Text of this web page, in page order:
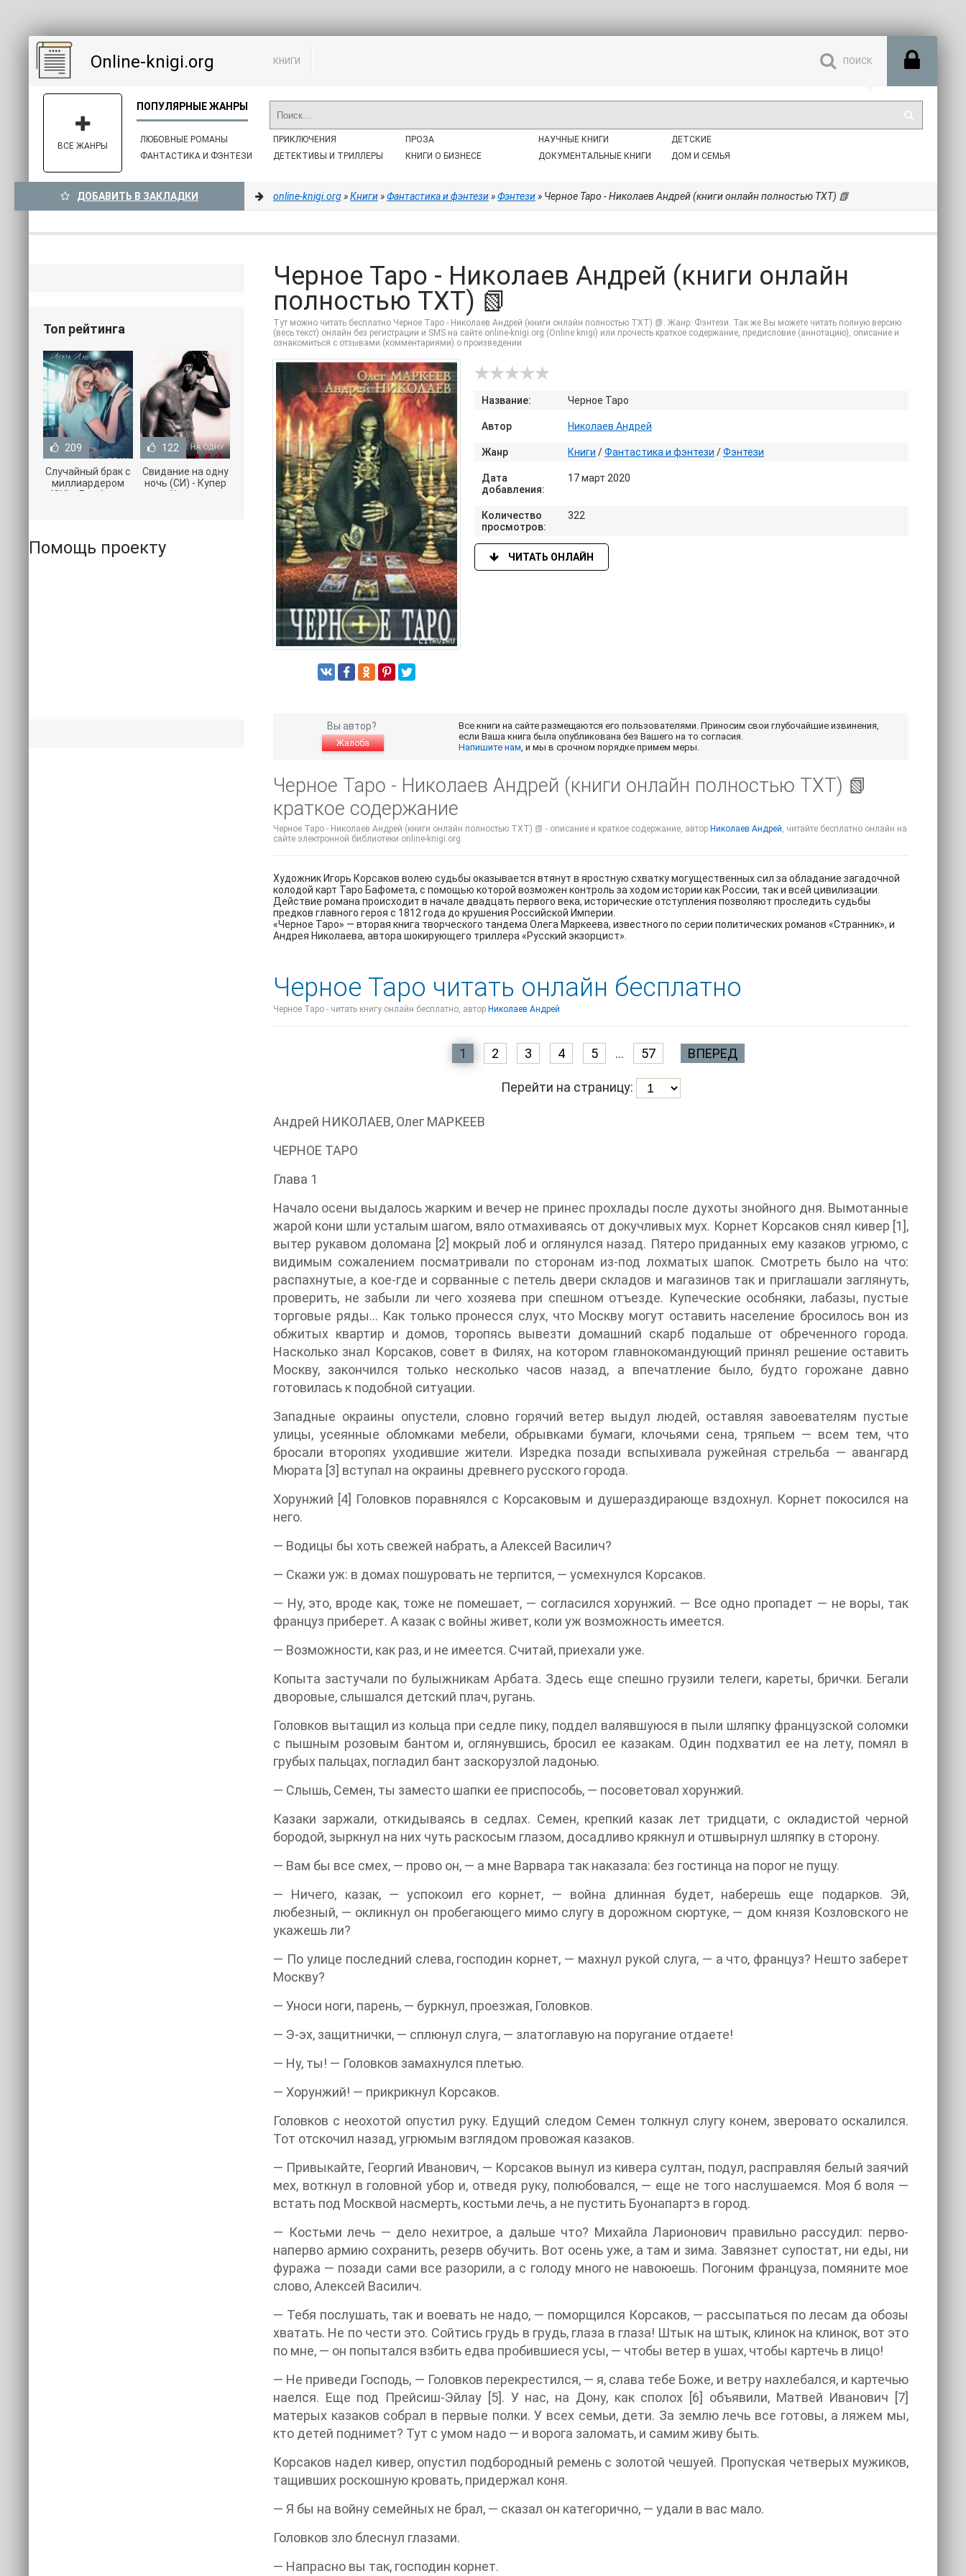
Online-knigi.org КНИГИ
ЛЮБОВНЫЕ РОМАНЫ
ФАНТАСТИКА И ФЭНТЕЗИ
ПРИКЛЮЧЕНИЯ
ДЕТЕКТИВЫ И ТРИЛЛЕРЫ
ПРОЗА
КНИГИ О БИЗНЕСЕ
НАУЧНЫЕ КНИГИ
ДОКУМЕНТАЛЬНЫЕ КНИГИ
ДЕТСКИЕ
ДОМ И СЕМЬЯ
ВСЕ ЖАНРЫ
ДОБАВИТЬ В ЗАКЛАДКИ online-knigi.org»Книги»Фантастика и фэнтези»Фэнтези» Черное Таро - Николаев Андрей (книги онлайн полностью TXT) 📗
Черное Таро - Николаев Андрей (книги онлайн
полностью TXT) 📗
Тут можно читать бесплатно Черное Таро - Николаев Андрей (книги онлайн полностью TXT) 📗. Жанр: Фэнтези. Так же Вы можете читать полную версию
(весь текст) онлайн без регистрации и SMS на сайте online-knigi.org (Online knigi) или прочесть краткое содержание, предисловие (аннотацию), описание и
ознакомиться с отзывами (комментариями) о произведении.
Название: Черное Таро
Автор Николаев Андрей
Жанр Книги /Фантастика и фэнтези /Фэнтези
Дата
добавления:
17 март 2020
Количество
просмотров:
322
ЧИТАТЬ ОНЛАЙН
Вы автор?
Жалоба
Все книги на сайте размещаются его пользователями. Приносим свои глубочайшие извинения,
если Ваша книга была опубликована без Вашего на то согласия.
Напишите нам, и мы в срочном порядке примем меры.
Черное Таро - Николаев Андрей (книги онлайн полностью TXT) 📗
краткое содержание
Черное Таро - Николаев Андрей (книги онлайн полностью TXT) 📗 - описание и краткое содержание, автор Николаев Андрей, читайте бесплатно онлайн на
сайте электронной библиотеки online-knigi.org
Художник Игорь Корсаков волею судьбы оказывается втянут в яростную схватку могущественных сил за обладание загадочной
колодой карт Таро Бафомета, с помощью которой возможен контроль за ходом истории как России, так и всей цивилизации.
Действие романа происходит в начале двадцать первого века, исторические отступления позволяют проследить судьбы
предков главного героя с 1812 года до крушения Российской Империи.
«Черное Таро» — вторая книга творческого тандема Олега Маркеева, известного по серии политических романов «Странник», и
Андрея Николаева, автора шокирующего триллера «Русский экзорцист».
Черное Таро читать онлайн бесплатно
Черное Таро - читать книгу онлайн бесплатно, автор Николаев Андрей
1 2 3 4 5 ... 57 ВПЕРЕД
Перейти на страницу:
Андрей НИКОЛАЕВ, Олег МАРКЕЕВ
ЧЕРНОЕ ТАРО
Глава 1
Начало осени выдалось жарким и вечер не принес прохлады после духоты знойного дня. Вымотанные
жарой кони шли усталым шагом, вяло отмахиваясь от докучливых мух. Корнет Корсаков снял кивер [1],
вытер рукавом доломана [2] мокрый лоб и оглянулся назад. Пятеро приданных ему казаков угрюмо, с
видимым сожалением посматривали по сторонам из-под лохматых шапок. Смотреть было на что:
распахнутые, а кое-где и сорванные с петель двери складов и магазинов так и приглашали заглянуть,
проверить, не забыли ли чего хозяева при спешном отъезде. Купеческие особняки, лабазы, пустые
торговые ряды… Как только пронесся слух, что Москву могут оставить население бросилось вон из
обжитых квартир и домов, торопясь вывезти домашний скарб подальше от обреченного города.
Насколько знал Корсаков, совет в Филях, на котором главнокомандующий принял решение оставить
Москву, закончился только несколько часов назад, а впечатление было, будто горожане давно
готовилась к подобной ситуации.
Западные окраины опустели, словно горячий ветер выдул людей, оставляя завоевателям пустые
улицы, усеянные обломками мебели, обрывками бумаги, клочьями сена, тряпьем — всем тем, что
бросали второпях уходившие жители. Изредка позади вспыхивала ружейная стрельба — авангард
Мюрата [3] вступал на окраины древнего русского города.
Хорунжий [4] Головков поравнялся с Корсаковым и душераздирающе вздохнул. Корнет покосился на
него.
— Водицы бы хоть свежей набрать, а Алексей Василич?
— Скажи уж: в домах пошуровать не терпится, — усмехнулся Корсаков.
— Ну, это, вроде как, тоже не помешает, — согласился хорунжий. — Все одно пропадет — не воры, так
француз приберет. А казак с войны живет, коли уж возможность имеется.
— Возможности, как раз, и не имеется. Считай, приехали уже.
Копыта застучали по булыжникам Арбата. Здесь еще спешно грузили телеги, кареты, брички. Бегали
дворовые, слышался детский плач, ругань.
Головков вытащил из кольца при седле пику, поддел валявшуюся в пыли шляпку французской соломки
с пышным розовым бантом и, оглянувшись, бросил ее казакам. Один подхватил ее на лету, помял в
грубых пальцах, погладил бант заскорузлой ладонью.
— Слышь, Семен, ты заместо шапки ее приспособь, — посоветовал хорунжий.
Казаки заржали, откидываясь в седлах. Семен, крепкий казак лет тридцати, с окладистой черной
бородой, зыркнул на них чуть раскосым глазом, досадливо крякнул и отшвырнул шляпку в сторону.
— Вам бы все смех, — прово он, — а мне Варвара так наказала: без гостинца на порог не пущу.
— Ничего, казак, — успокоил его корнет, — война длинная будет, наберешь еще подарков. Эй,
любезный, — окликнул он пробегающего мимо слугу в дорожном сюртуке, — дом князя Козловского не
укажешь ли?
— По улице последний слева, господин корнет, — махнул рукой слуга, — а что, француз? Нешто заберет
Москву?
— Уноси ноги, парень, — буркнул, проезжая, Головков.
— Э-эх, защитнички, — сплюнул слуга, — златоглавую на поругание отдаете!
— Ну, ты! — Головков замахнулся плетью.
— Хорунжий! — прикрикнул Корсаков.
Головков с неохотой опустил руку. Едущий следом Семен толкнул слугу конем, зверовато оскалился.
Тот отскочил назад, угрюмым взглядом провожая казаков.
— Привыкайте, Георгий Иванович, — Корсаков вынул из кивера султан, подул, расправляя белый заячий
мех, воткнул в головной убор и, отведя руку, полюбовался, — еще не того наслушаемся. Моя б воля —
встать под Москвой насмерть, костьми лечь, а не пустить Буонапартэ в город.
— Костьми лечь — дело нехитрое, а дальше что? Михайла Ларионович правильно рассудил: перво-
наперво армию сохранить, резерв обучить. Вот осень уже, а там и зима. Завязнет супостат, ни еды, ни
фуража — позади сами все разорили, а с голоду много не навоюешь. Погоним француза, помяните мое
слово, Алексей Василич.
— Тебя послушать, так и воевать не надо, — поморщился Корсаков, — рассыпаться по лесам да обозы
хватать. Не по чести это. Сойтись грудь в грудь, глаза в глаза! Штык на штык, клинок на клинок, вот это
по мне, — он попытался взбить едва пробившиеся усы, — чтобы ветер в ушах, чтобы картечь в лицо!
— Не приведи Господь, — Головков перекрестился, — я, слава тебе Боже, и ветру нахлебался, и картечью
наелся. Еще под Прейсиш-Эйлау [5]. У нас, на Дону, как сполох [6] объявили, Матвей Иванович [7]
матерых казаков собрал в первые полки. У всех семьи, дети. За землю лечь все готовы, а ляжем мы,
кто детей поднимет? Тут с умом надо — и ворога заломать, и самим живу быть.
Корсаков надел кивер, опустил подбородный ремень с золотой чешуей. Пропуская четверых мужиков,
тащивших роскошную кровать, придержал коня.
— Я бы на войну семейных не брал, — сказал он категорично, — удали в вас мало.
Головков зло блеснул глазами.
— Напрасно вы так, господин корнет.
Топ рейтинга
209
Случайный брак с
миллиардером
(СИ) - Лав Агата
122
Свидание на одну
ночь (СИ) - Купер
Хелен
Помощь проекту